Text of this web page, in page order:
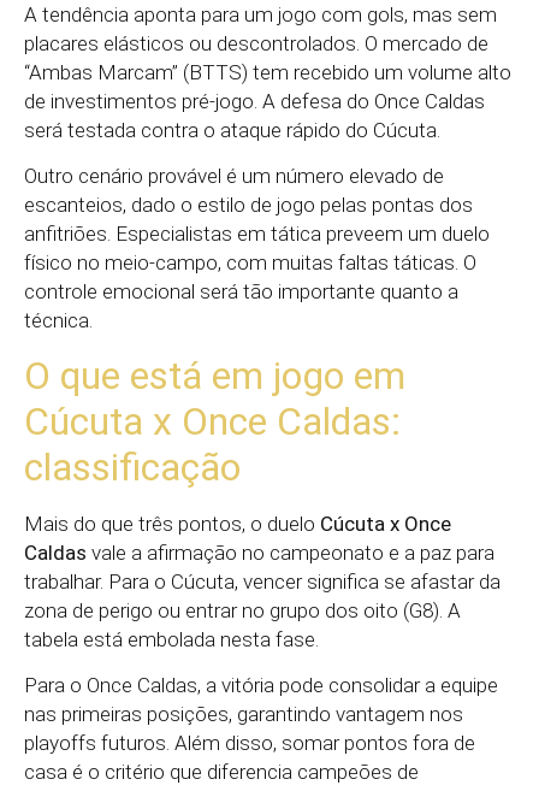
A tendência aponta para um jogo com gols, mas sem
placares elásticos ou descontrolados. O mercado de
“Ambas Marcam” (BTTS) tem recebido um volume alto
de investimentos pré-jogo. A defesa do Once Caldas
será testada contra o ataque rápido do Cúcuta.
Outro cenário provável é um número elevado de
escanteios, dado o estilo de jogo pelas pontas dos
anfitriões. Especialistas em tática preveem um duelo
físico no meio-campo, com muitas faltas táticas. O
controle emocional será tão importante quanto a
técnica.
O que está em jogo em
Cúcuta x Once Caldas:
classificação
Mais do que três pontos, o duelo Cúcuta x Once
Caldas vale a afirmação no campeonato e a paz para
trabalhar. Para o Cúcuta, vencer significa se afastar da
zona de perigo ou entrar no grupo dos oito (G8). A
tabela está embolada nesta fase.
Para o Once Caldas, a vitória pode consolidar a equipe
nas primeiras posições, garantindo vantagem nos
playoffs futuros. Além disso, somar pontos fora de
casa é o critério que diferencia campeões de